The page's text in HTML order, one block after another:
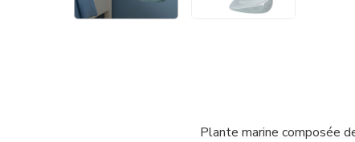
Plante marine composée